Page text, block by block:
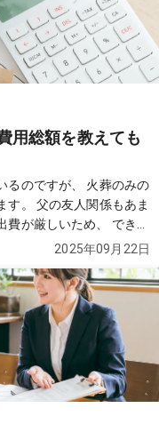
用総額を教えても
るのですが、 火葬のみの
もあま
が厳しいため、 できる
確認した
必要になるとのこと
しまい、正直納得がいっ
だけ安く対応してくれる
あれば教えていただきた
です。
2025年09月22日